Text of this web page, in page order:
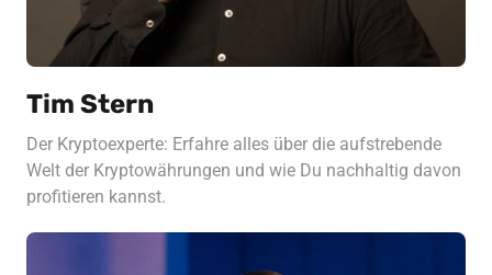
Tim Stern
Der Kryptoexperte: Erfahre alles über die aufstrebende
Welt der Kryptowährungen und wie Du nachhaltig davon
profitieren kannst.